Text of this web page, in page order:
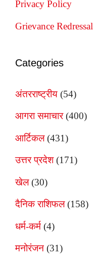
Privacy Policy
Grievance Redressal
Categories
अंतरराष्ट्रीय (54)
आगरा समाचार(400)
आर्टिकल(431)
उत्तर प्रदेश(171)
खेल(30)
दैनिक राशिफल(158)
धर्म-कर्म (4)
मनोरंजन (31)